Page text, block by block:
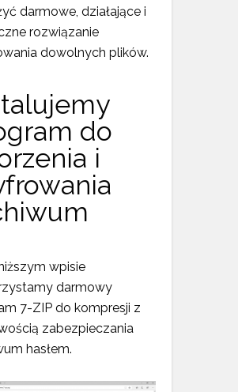
darmowe, działające i
rozwiązanie
dowolnych plików.
do
i
wpisie
darmowy
7-ZIP do kompresji z
zabezpieczania
hasłem.